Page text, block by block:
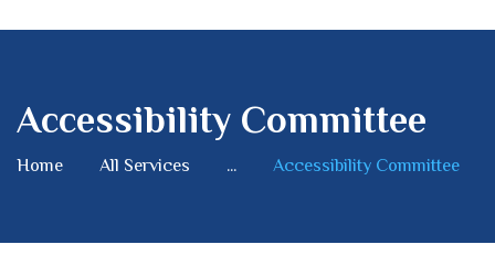
Accessibility Committee
Home All Services ... Accessibility Committee